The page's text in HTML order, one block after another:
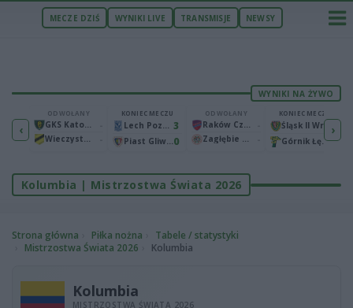
MECZE DZIŚ WYNIKI LIVE TRANSMISJE NEWSY
WYNIKI NA ŻYWO
‹
Warta Poznań 2
ODWOŁANY
GKS Katowice
Wieczysta Kraków
KONIEC MECZU
Lech Poznań 3
Piast Gliwice0
ODWOŁANY
Raków Częstochowa
Zagłębie Lubin
KONIEC MECZU
2
Górnik Łęczna 0
›
Kolumbia | Mistrzostwa Świata 2026
Strona główna Piłka nożna
Tabele / statystyki
Mistrzostwa Świata 2026
Kolumbia
Kolumbia
MISTRZOSTWA ŚWIATA 2026